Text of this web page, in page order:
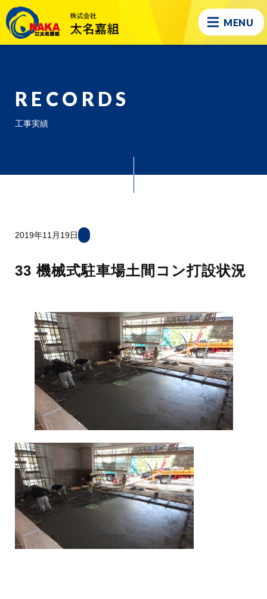
MENU
RECORDS
工事実績
2019年11月19日
33 機械式駐車場土間コン打設状況